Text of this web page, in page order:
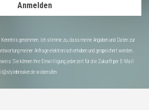
Anmelden
Kenntnis genommen. Ich stimme zu, dass meine Angaben und Daten zur
meiner Anfrage elektronisch erhoben und gespeichert werden.
Sie können Ihre Einwilligung jederzeit für die Zukunft per E-Mail
widerrufen